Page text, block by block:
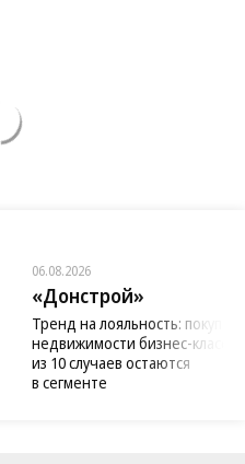
06.08.2026
«Донстрой»
Тренд на лояльность:
недвижимости бизнес-класса
из 10 случаев остаются
в сегменте